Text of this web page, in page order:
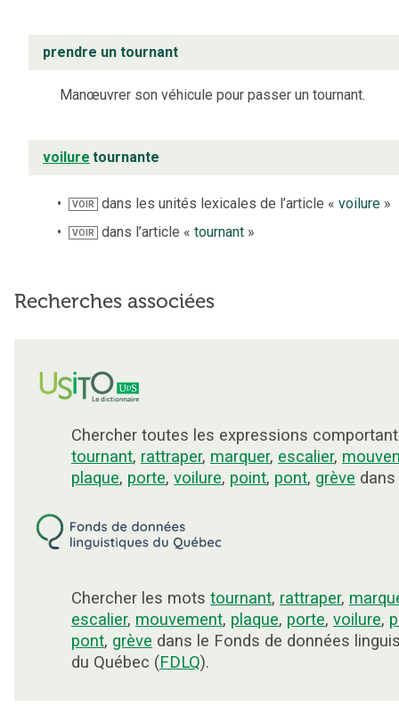
prendre un tournant
Manœuvrer son véhicule pour passer un tournant.
voilure tournante
VOIR dans les unités lexicales de l’article «voilure »
VOIR dans l’article «tournant »
Recherches associées
Chercher toutes les expressions
tournant, rattraper, marquer, escalier,
plaque, porte, voilure, point, pont, grève
Chercher les mots tournant, rattraper,
escalier, mouvement, plaque, porte, voilure,
pont, grève dans le Fonds de données
du Québec (FDLQ).